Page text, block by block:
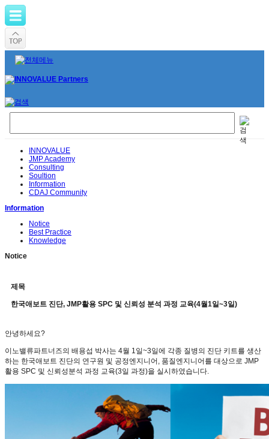
INNOVALUE
JMP Academy
Consulting
Soultion
Information
CDAJ Community
Information
Notice
Best Practice
Knowledge
Notice
제목
한국애보트 진단, JMP활용 SPC 및 신뢰성 분석 과정 교육(4월1일~3일)
안녕하세요?
이노밸류파트너즈의 배용섭 박사는 4월 1일~3일에 각종 질병의 진단 키트를 생산
하는 한국애보트 진단의 연구원 및 공정엔지니어 , 품질엔지니어를 대상으로 JMP
활용 SPC 및 신뢰성분석 과정 교육(3일 과정)을 실시하였습니다.